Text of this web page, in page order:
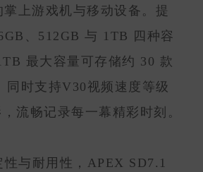
上游戏机与移动设备。提
、512GB 与 1TB 四种容
最大容量可存储约 30 款
同时支持V30视频速度等级
流畅记录每一幕精彩时刻。
性与耐用性，APEX SD7.1